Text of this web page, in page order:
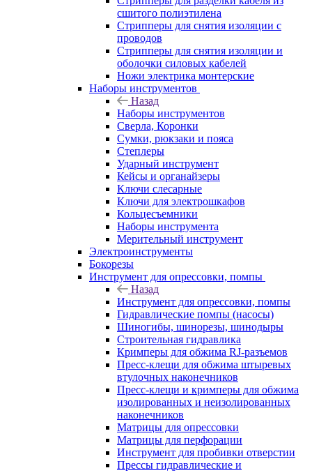
сшитого полиэтилена
Cтрипперы для снятия изоляции с
проводов
Стрипперы для снятия изоляции и
оболочки силовых кабелей
Ножи электрика монтерские
Наборы инструментов
Назад
Наборы инструментов
Сверла, Коронки
Сумки, рюкзаки и пояса
Степлеры
Ударный инструмент
Кейсы и органайзеры
Ключи слесарные
Ключи для электрошкафов
Кольцесъемники
Наборы инструмента
Мерительный инструмент
Электроинструменты
Бокорезы
Инструмент для опрессовки, помпы
Назад
Инструмент для опрессовки, помпы
Гидравлические помпы (насосы)
Шиногибы, шинорезы, шинодыры
Строительная гидравлика
Кримперы для обжима RJ-разъемов
Пресс-клещи для обжима штыревых
втулочных наконечников
Пресс-клещи и кримперы для обжима
изолированных и неизолированных
наконечников
Матрицы для опрессовки
Матрицы для перфорации
Инструмент для пробивки отверстии
Прессы гидравлические и